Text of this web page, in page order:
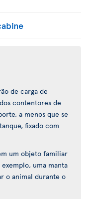
de carga de
contentores de
a menos que se
fixado com
um objeto familiar
uma manta
o animal durante o